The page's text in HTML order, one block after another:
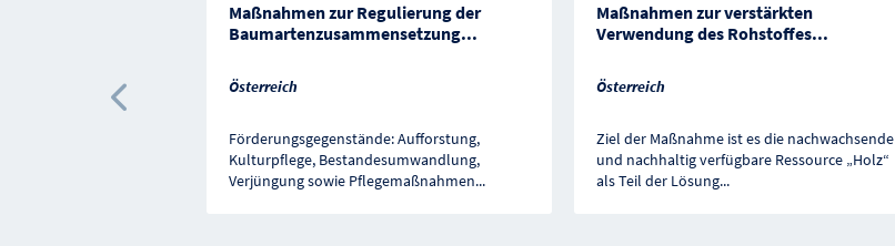
Maßnahmen zur Regulierung der
Baumartenzusammensetzung...
Österreich
Förderungsgegenstände: Aufforstung,
Kulturpflege, Bestandesumwandlung,
Verjüngung sowie Pflegemaßnahmen...
Maßnahmen zur verstärkten
Verwendung des Rohstoffes...
Österreich
Ziel der Maßnahme ist es die nachwachsende
und nachhaltig verfügbare Ressource „Holz“
als Teil der Lösung...
Vorherige Förderung